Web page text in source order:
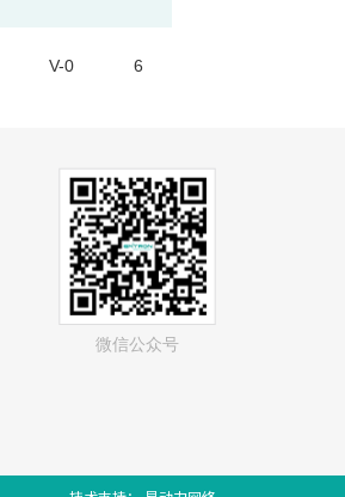
V-0 6
微信公众号